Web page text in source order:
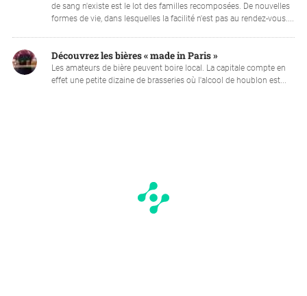
de sang n'existe est le lot des familles recomposées. De nouvelles
formes de vie, dans lesquelles la facilité n'est pas au rendez-vous....
Découvrez les bières « made in Paris »
Les amateurs de bière peuvent boire local. La capitale compte en
effet une petite dizaine de brasseries où l'alcool de houblon est...